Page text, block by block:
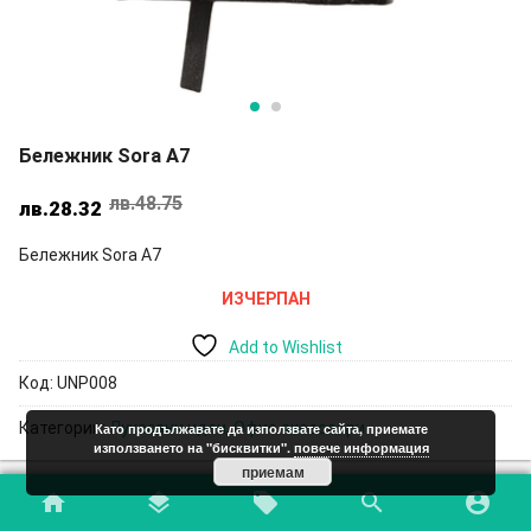
home layers local_offer search account_circle
Бележник Sora A7
лв.48.75Original
лв.28.32
Текущата
Бележник Sora A7
ИЗЧЕРПАН
Add to Wishlist
Код: UNP008
Категории:Луксозни идеи,Офис аксесоари
Като продължавате да използвате сайта, приемате
използването на "бисквитки". повече информация
приемам